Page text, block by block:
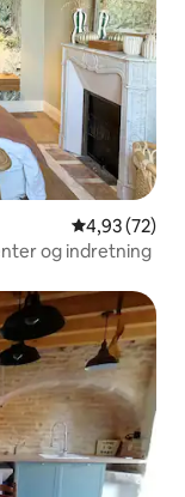
4,93 ud af 5 i
4,93 (72)
og indretning